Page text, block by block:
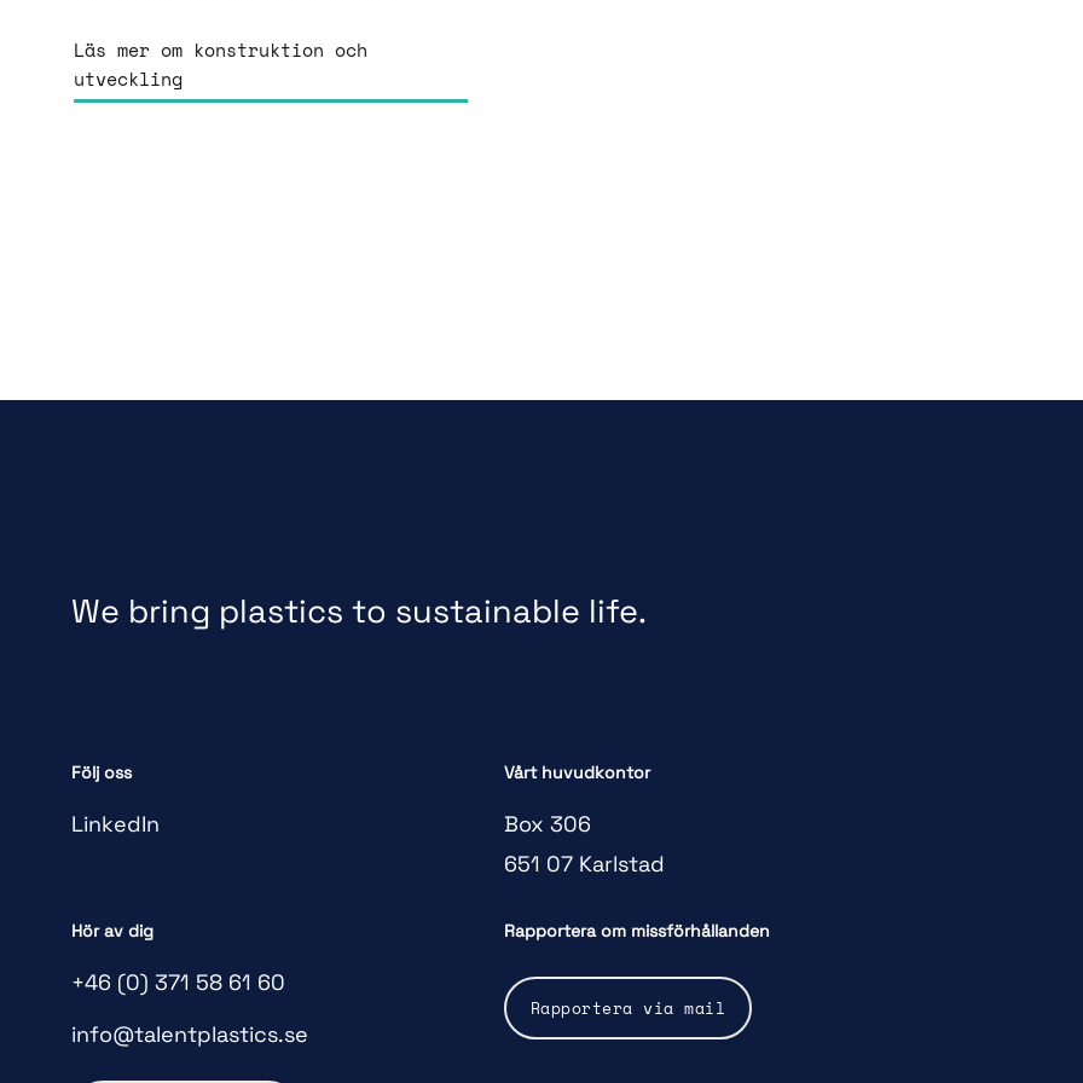
Läs mer om konstruktion och
utveckling
We bring plastics to sustainable life.
Följ oss
LinkedIn
Vårt huvudkontor
Box 306
651 07 Karlstad
Hör av dig
+46 (0) 371 58 61 60
info@talentplastics.se
Rapportera om missförhållanden
Rapportera via mail